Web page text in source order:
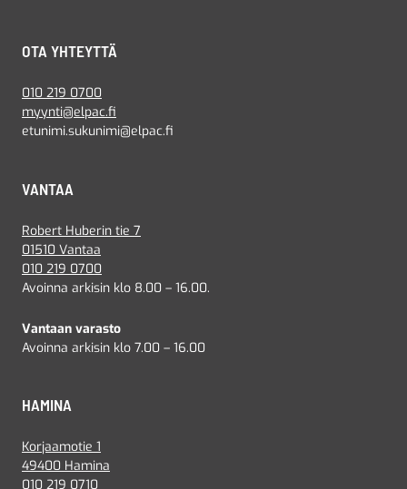
OTA YHTEYTTÄ
010 219 0700
myynti@elpac.fi
etunimi.sukunimi@elpac.fi
VANTAA
Robert Huberin tie 7
01510 Vantaa
010 219 0700
Avoinna arkisin klo 8.00 – 16.00.
Vantaan varasto
Avoinna arkisin klo 7.00 – 16.00
HAMINA
Korjaamotie 1
49400 Hamina
010 219 0710